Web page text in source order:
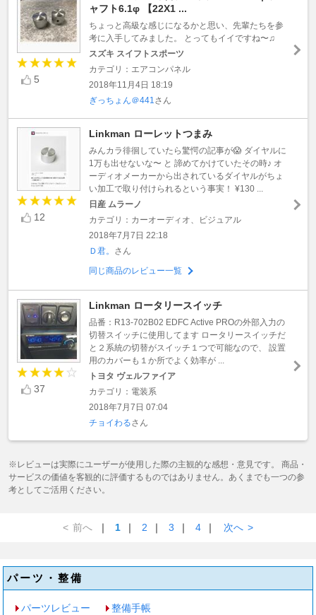
5
ャフト6.1φ 【22X1 ...
ちょっと高級な感じになるかと思い、先輩たちを参
考に入手してみました。 とってもイイですね〜♫
スズキ スイフトスポーツ
カテゴリ：エアコンパネル
2018年11月4日 18:19
ぎっちょん＠441さん
12
Linkman ローレットつまみ
みんカラ徘徊していたら驚愕の記事が😱 ダイヤルに
1万も出せないな〜 と 諦めてかけていたその時♪ オ
ーディオメーカーから出されているダイヤルがちょ
い加工で取り付けられるという事実！ ¥130 ...
日産 ムラーノ
カテゴリ：カーオーディオ、ビジュアル
2018年7月7日 22:18
Ｄ君。 さん
同じ商品のレビュー一覧
37
Linkman ロータリースイッチ
品番：R13-702B02 EDFC Active PROの外部入力の
切替スイッチに使用してます ロータリースイッチだ
と２系統の切替がスイッチ１つで可能なので、 設置
用のカバーも１か所でよく効率が ...
トヨタ ヴェルファイア
カテゴリ：電装系
2018年7月7日 07:04
チョイわるさん
※レビューは実際にユーザーが使用した際の主観的な感想・意見です。 商品・
サービスの価値を客観的に評価するものではありません。あくまでも一つの参
考としてご活用ください。
< 前へ ｜ 1 ｜ 2 ｜ 3 ｜ 4 ｜ 次へ >
パーツ・整備
パーツレビュー 整備手帳